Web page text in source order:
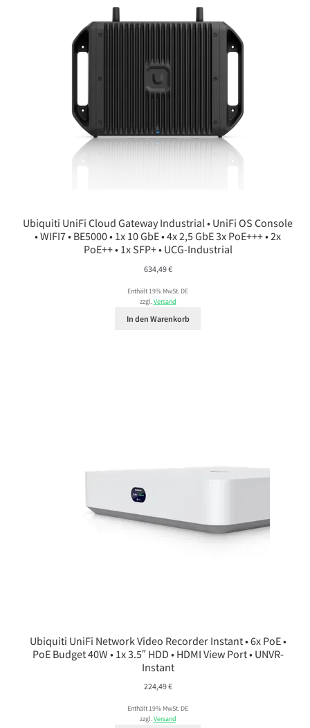
Ubiquiti UniFi Cloud Gateway Industrial • UniFi OS Console
• WIFI7 • BE5000 • 1x 10 GbE • 4x 2,5 GbE 3x PoE+++ • 2x
PoE++ • 1x SFP+ • UCG-Industrial
634,49€
Enthält 19% MwSt. DE
zzgl.Versand
In den Warenkorb
Ubiquiti UniFi Network Video Recorder Instant • 6x PoE •
PoE Budget 40W • 1x 3.5″ HDD • HDMI View Port • UNVR-
Instant
224,49€
Enthält 19% MwSt. DE
zzgl.Versand